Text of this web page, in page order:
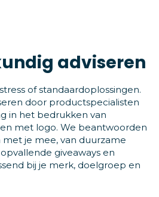
adviseren
of standaardoplossingen.
door productspecialisten
in het bedrukken van
met logo. We beantwoorden
je mee, van duurzame
giveaways en
bij je merk, doelgroep en